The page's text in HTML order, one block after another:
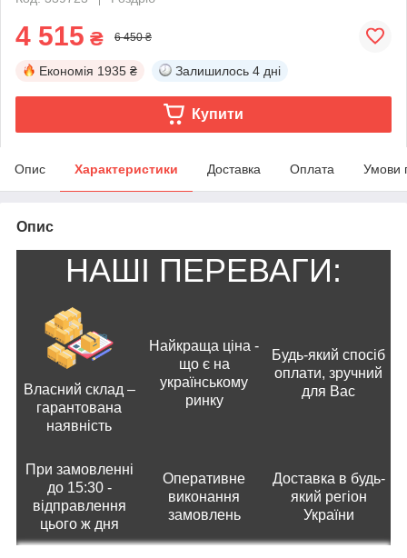
4 515 ₴ 6 450 ₴
Економія 1935 ₴ Залишилось 4 дні
Купити
Опис Характеристики Доставка Оплата Умови
Опис
НАШІ ПЕРЕВАГИ:
Власний склад –
гарантована
наявність
Найкраща ціна -
що є на
українському
ринку
Будь-який спосіб
оплати, зручний
для Вас
При замовленні
до 15:30 -
відправлення
цього ж дня
Оперативне
виконання
замовлень
Доставка в будь-
який регіон
України